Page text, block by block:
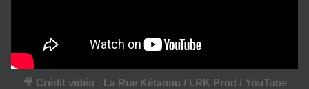
🎥 Crédit vidéo : La Rue Kétanou / LRK Prod / YouTube